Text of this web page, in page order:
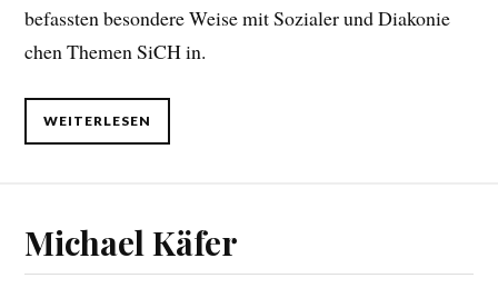
befassten besondere Weise mit Sozialer und Diakonie
chen Themen SiCH in.
WEITERLESEN
Michael Käfer